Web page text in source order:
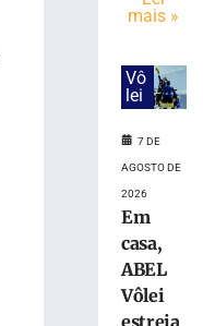
candidatos
Brusque
Alesc
mais »
Vô
lei
7 DE
AGOSTO DE
2026
Em
casa,
ABEL
Vôlei